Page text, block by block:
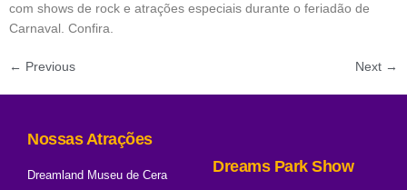
com shows de rock e atrações especiais durante o feriadão de
Carnaval. Confira.
← Previous Next →
Nossas Atrações
Dreamland Museu de Cera
Dreams Park Show